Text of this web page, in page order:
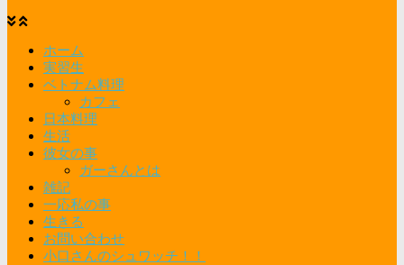
ホーム
実習生
ベトナム料理
カフェ
日本料理
生活
彼女の事
ガーさんとは
雑記
一応私の事
生きる
お問い合わせ
小口さんのシュワッチ！！